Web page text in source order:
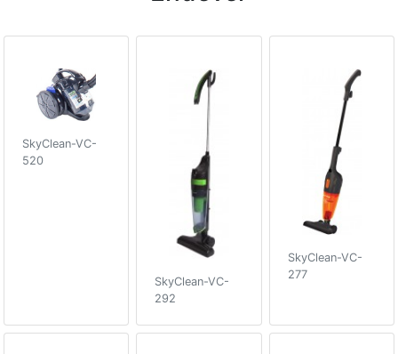
SkyClean-VC-
520
SkyClean-VC-
292
SkyClean-VC-
277